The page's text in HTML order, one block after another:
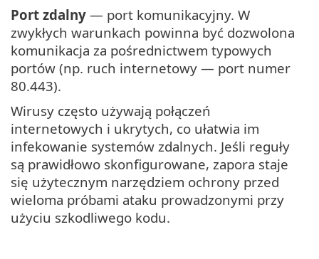
Port zdalny — port komunikacyjny. W
zwykłych warunkach powinna być dozwolona
komunikacja za pośrednictwem typowych
portów (np. ruch internetowy — port numer
80.443).
Wirusy często używają połączeń
internetowych i ukrytych, co ułatwia im
infekowanie systemów zdalnych. Jeśli reguły
są prawidłowo skonfigurowane, zapora staje
się użytecznym narzędziem ochrony przed
wieloma próbami ataku prowadzonymi przy
użyciu szkodliwego kodu.